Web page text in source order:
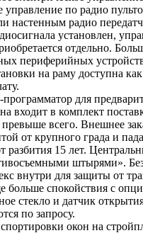
управление по радио
настенным радио
установлен,
отдельно.
периферийных
на раму доступна
для
входит в комплект
превыше всего. Внешнее
от крупного града и
разбития 15 лет.
штырями».
внутри для защиты от
больше спокойствия с
стекло и датчик
по запросу.
окон на